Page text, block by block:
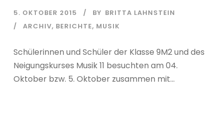
5. OKTOBER 2015 BY BRITTA LAHNSTEIN
ARCHIV, BERICHTE, MUSIK
Schülerinnen und Schüler der Klasse 9M2 und des
Neigungskurses Musik 11 besuchten am 04.
Oktober bzw. 5. Oktober zusammen mit...